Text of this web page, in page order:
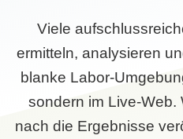
Viele
ermitteln, analysieren
blanke Labor-
sondern im Live-Web.
nach die Ergebnisse